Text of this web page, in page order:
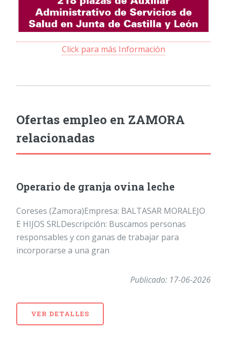
Click para más Información
Ofertas empleo en ZAMORA
relacionadas
Operario de granja ovina leche
Coreses (Zamora)Empresa: BALTASAR MORALEJO
E HIJOS SRLDescripción: Buscamos personas
responsables y con ganas de trabajar para
incorporarse a una gran
Publicado: 17-06-2026
VER DETALLES